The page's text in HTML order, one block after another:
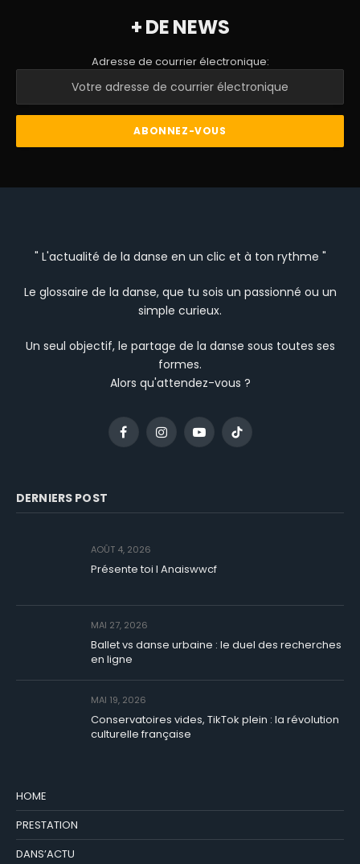
+ DE NEWS
Adresse de courrier électronique:
" L'actualité de la danse en un clic et à ton rythme "
Le glossaire de la danse, que tu sois un passionné ou un
simple curieux.
Un seul objectif, le partage de la danse sous toutes ses
formes.
Alors qu'attendez-vous ?
FacebookInstagramYouTubeTikTok
DERNIERS POST
AOÛT 4, 2026
Présente toi I Anaiswwcf
MAI 27, 2026
Ballet vs danse urbaine : le duel des recherches
en ligne
MAI 19, 2026
Conservatoires vides, TikTok plein : la révolution
culturelle française
HOME
PRESTATION
DANS’ACTU